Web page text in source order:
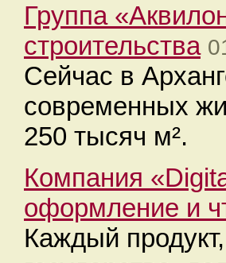
Группа
строительства
Сейчас в
современных
250 тысяч м².
Компания
оформление и
Каждый